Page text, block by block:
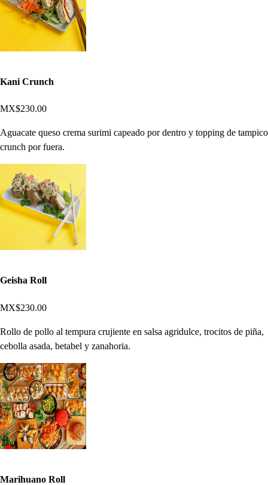
Kani Crunch
MX$230.00
Aguacate queso crema surimi capeado por dentro y topping de tampico
crunch por fuera.
Geisha Roll
MX$230.00
Rollo de pollo al tempura crujiente en salsa agridulce, trocitos de piña,
cebolla asada, betabel y zanahoria.
Marihuano Roll